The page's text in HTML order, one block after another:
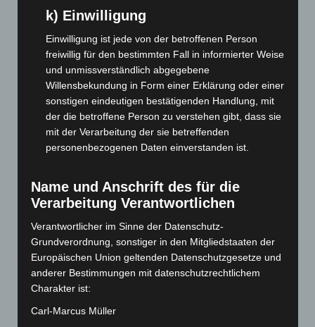
November 2025(114)
Oktober 2025(112)
September 2025(93)
August 2025(90)
Juli 2025(90)
Juni 2025(103)
Mai 2025(112)
März 2025 (111)
Februar 2025(96)
Januar 2025(88)
Dezember 2024(89)
November 2024(94)
Oktober 2024(93)
September 2024(112)
k) Einwilligung
Einwilligung ist jede von der betroffenen Person
freiwillig für den bestimmten Fall in informierter Weise
und unmissverständlich abgegebene
Willensbekundung in Form einer Erklärung oder einer
sonstigen eindeutigen bestätigenden Handlung, mit
der die betroffene Person zu verstehen gibt, dass sie
mit der Verarbeitung der sie betreffenden
personenbezogenen Daten einverstanden ist.
Name und Anschrift des für die
Verarbeitung Verantwortlichen
Verantwortlicher im Sinne der Datenschutz-
Grundverordnung, sonstiger in den Mitgliedstaaten der
Europäischen Union geltenden Datenschutzgesetze und
anderer Bestimmungen mit datenschutzrechtlichem
Charakter ist:
Carl-Marcus Müller